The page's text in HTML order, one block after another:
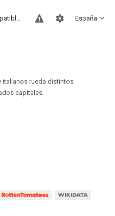
España
Sitios compatibles
italianos rueda distintos
capitales.